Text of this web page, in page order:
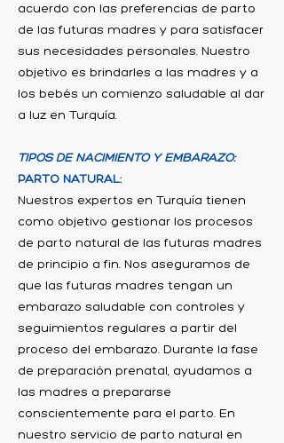
acuerdo con las preferencias de parto
de las futuras madres y para satisfacer
sus necesidades personales. Nuestro
objetivo es brindarles a las madres y a
los bebés un comienzo saludable al dar
a luz en Turquía.
TIPOS DE NACIMIENTO Y EMBARAZO:
PARTO NATURAL:
Nuestros expertos en Turquía tienen
como objetivo gestionar los procesos
de parto natural de las futuras madres
de principio a fin. Nos aseguramos de
que las futuras madres tengan un
embarazo saludable con controles y
seguimientos regulares a partir del
proceso del embarazo. Durante la fase
de preparación prenatal, ayudamos a
las madres a prepararse
conscientemente para el parto. En
nuestro servicio de parto natural en